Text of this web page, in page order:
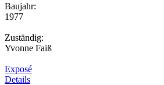
Baujahr:
1977
Zuständig:
Yvonne Faiß
Exposé
Details